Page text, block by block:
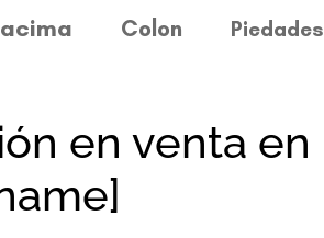
Colon Piedades
en venta en